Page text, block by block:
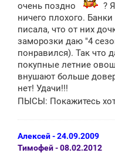
очень поздно
?
ничего плохого.
писала, что от них
заморозки даю "4
понравился). Так что
покупные летние
внушают больше
нет! Удачи!!!
ПЫСЫ: Покажитесь
Алексей - 24.09.2009
Тимофей - 08.02.2012